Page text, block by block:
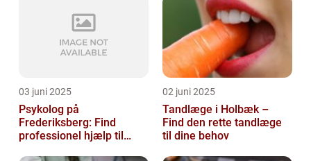
03 juni 2025
Psykolog på
Frederiksberg: Find
professionel hjælp til
02 juni 2025
Tandlæge i Holbæk –
Find den rette tandlæge
til dine behov